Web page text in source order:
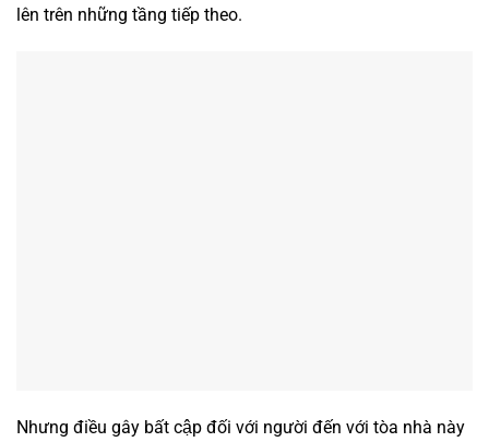
lên trên những tầng tiếp theo.
Nhưng điều gây bất cập đối với người đến với tòa nhà này